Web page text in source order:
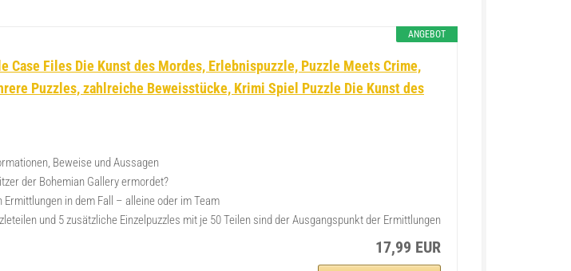
ANGEBOT
Case Files Die Kunst des Mordes, Erlebnispuzzle, Puzzle Meets Crime,
Puzzles, zahlreiche Beweisstücke, Krimi Spiel Puzzle Die Kunst des
Beweise und Aussagen
der Bohemian Gallery ermordet?
in dem Fall – alleine oder im Team
und 5 zusätzliche Einzelpuzzles mit je 50 Teilen sind der Ausgangspunkt der Ermittlungen
17,99 EUR